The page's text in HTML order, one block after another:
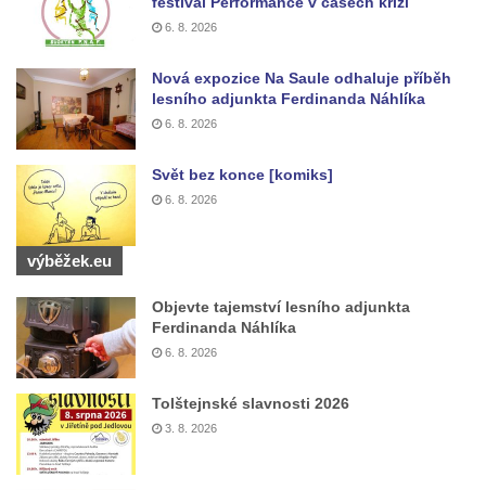
Socha Albrechta z Valdštejna na náměstí T.
Reliéf Albrechta z Valdštejna na
Valdštejnské lékárně na Hrnčířském
náměstí ve Frýdlantu
Pamětní kámen Pamět v krajině Trojmezí u
Křížové cesty na Křížovém vrchu ve
Frýdlantu
Sousoší svatého Víta, svatého Jana
Nepomuckého a svatého Václava v Děčíně
na Staroměstském mostě
Torzo pomníku Filipa Kinského u kaple
Čechách
Reliéf na průčelí obchodního domu čp. 849
na třídě T. G. Masaryka v Novém Boru
6. 8. 2026
Nová expozice Na Saule odhaluje příběh
lesního adjunkta Ferdinanda Náhlíka
6. 8. 2026
Svět bez konce [komiks]
6. 8. 2026
výběžek.eu
Objevte tajemství lesního adjunkta
Ferdinanda Náhlíka
6. 8. 2026
Tolštejnské slavnosti 2026
3. 8. 2026